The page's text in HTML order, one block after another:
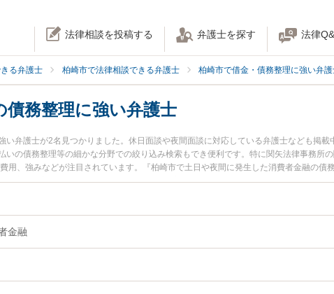
法律相談を投稿する 弁護士を探す 法律
る弁護士 柏崎市で法律相談できる弁護士 柏崎市で借金・債務整理に強い弁
債務整理に強い弁護士
い弁護士が2名見つかりました。休日面談や夜間面談に対応している弁護士なども掲
いの債務整理等の細かな分野での絞り込み検索もでき便利です。特に関矢法律事務所
用、強みなどが注目されています。『柏崎市で土日や夜間に発生した消費者金融の債
の実績豊富な近くの弁護士を検索したい』『初回相談無料で消費者金融の債務整理を
す。
金融